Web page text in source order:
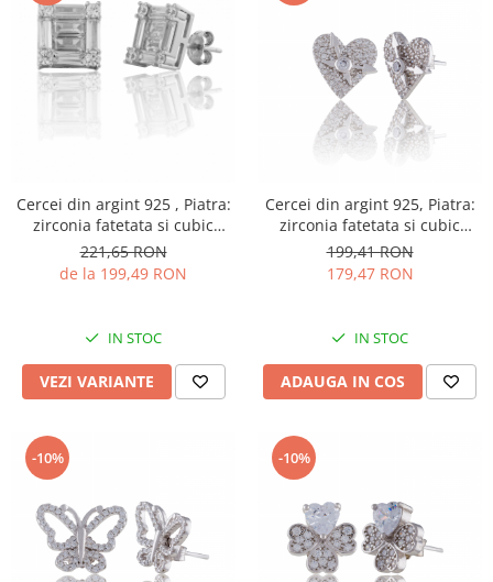
Cercei din argint 925 , Piatra:
zirconia fatetata si cubic
zirconia,Culoare :
transparenta ,Sonis Silver
221,65 RON
de la 199,49 RON
IN STOC
VEZI VARIANTE
Cercei din argint 925, Piatra:
zirconia fatetata si cubic
zirconia , Material: argint 925
rodiat, Sonis Silver
199,41 RON
179,47 RON
IN STOC
ADAUGA IN COS
-10% -10%